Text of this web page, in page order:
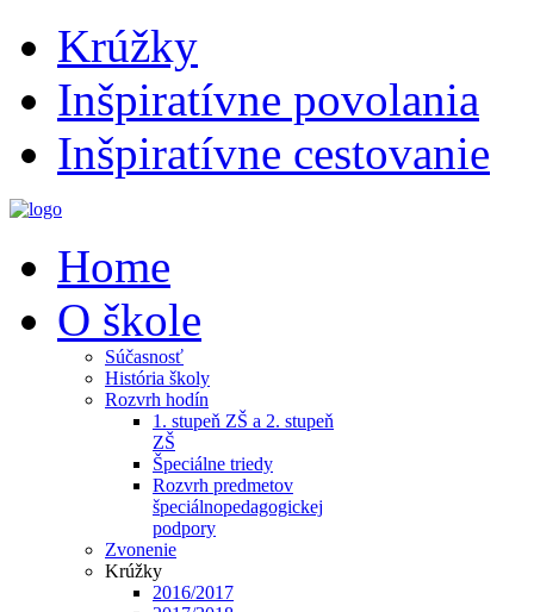
Krúžky
Inšpiratívne povolania
Inšpiratívne cestovanie
Home
O škole
Súčasnosť
História školy
Rozvrh hodín
1. stupeň ZŠ a 2. stupeň
ZŠ
Špeciálne triedy
Rozvrh predmetov
špeciálnopedagogickej
podpory
Zvonenie
Krúžky
2016/2017